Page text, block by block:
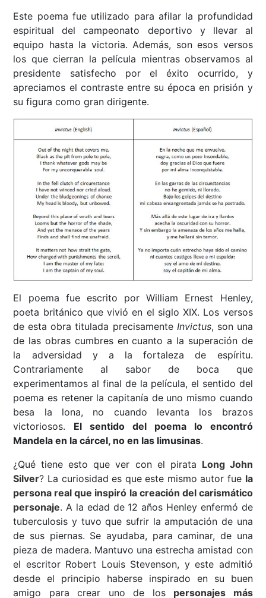
Este poema fue utilizado para afilar la profundidad
espiritual del campeonato deportivo y llevar al
equipo hasta la victoria. Además, son esos versos
los que cierran la película mientras observamos al
presidente satisfecho por el éxito ocurrido, y
apreciamos el contraste entre su época en prisión y
su figura como gran dirigente.
El poema fue escrito por William Ernest Henley,
poeta británico que vivió en el siglo XIX. Los versos
de esta obra titulada precisamente Invictus, son una
de las obras cumbres en cuanto a la superación de
la adversidad y a la fortaleza de espíritu.
Contrariamente al sabor de boca que
experimentamos al final de la película, el sentido del
poema es retener la capitanía de uno mismo cuando
besa la lona, no cuando levanta los brazos
victoriosos. El sentido del poema lo encontró
Mandela en la cárcel, no en las limusinas.
¿Qué tiene esto que ver con el pirata Long John
Silver? La curiosidad es que este mismo autor fue la
persona real que inspiró la creación del carismático
personaje. A la edad de 12 años Henley enfermó de
tuberculosis y tuvo que sufrir la amputación de una
de sus piernas. Se ayudaba, para caminar, de una
pieza de madera. Mantuvo una estrecha amistad con
el escritor Robert Louis Stevenson, y este admitió
desde el principio haberse inspirado en su buen
amigo para crear uno de los personajes más